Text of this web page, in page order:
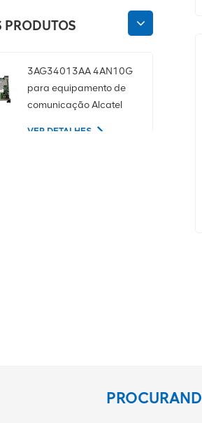
PRODUTOS
3AG34013AA 4AN10G
para equipamento de
comunicação Alcatel
VER DETALHES
AHEGC 474914A